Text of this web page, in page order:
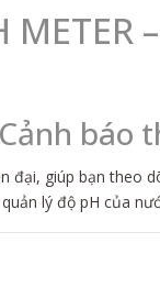
báo
đại, giúp bạn theo
lý độ pH của